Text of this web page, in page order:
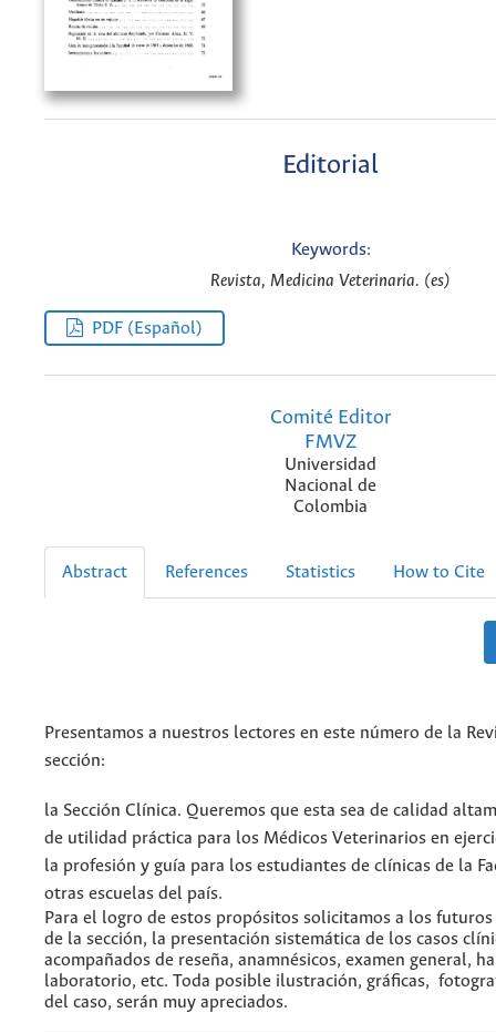
Editorial
Keywords:
Revista, Medicina Veterinaria. (es)
PDF (Español)
Comité Editor
FMVZ
Universidad
Nacional de
Colombia
Abstract References Statistics How to Cite
Presentamos a nuestros lectores en este número de la
sección:
la Sección Clínica. Queremos que esta sea de calidad
de utilidad práctica para los Médicos Veterinarios en
la profesión y guía para los estudiantes de clínicas de la
otras escuelas del país.
Para el logro de estos propósitos solicitamos a los
de la sección, la presentación sistemática de los casos
acompañados de reseña, anamnésicos, examen general,
laboratorio, etc. Toda posible ilustración, gráficas,
del caso, serán muy apreciados.